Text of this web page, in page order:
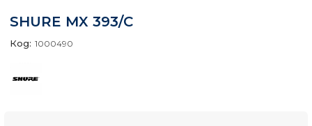
SHURE MX 393/C
Код: 1000490